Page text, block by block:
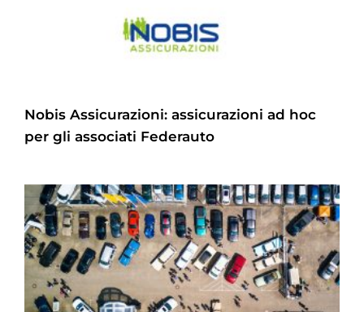
Nobis Assicurazioni: assicurazioni ad hoc
per gli associati Federauto